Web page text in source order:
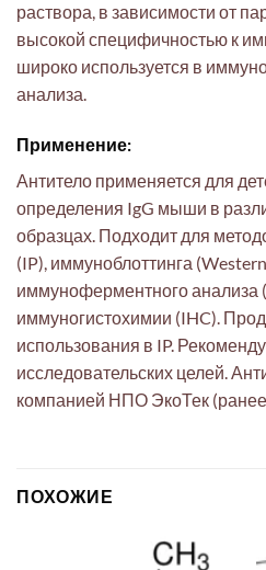
раствора, в зависимости от
высокой специфичностью к
широко используется в
анализа.
Применение:
Антитело применяется для
определения IgG мыши в
образцах. Подходит для
(IP), иммуноблоттинга
иммуноферментного анализа
иммуногистохимии (IHC).
использования в IP.
исследовательских целей.
компанией НПО ЭкоТек
ПОХОЖИЕ